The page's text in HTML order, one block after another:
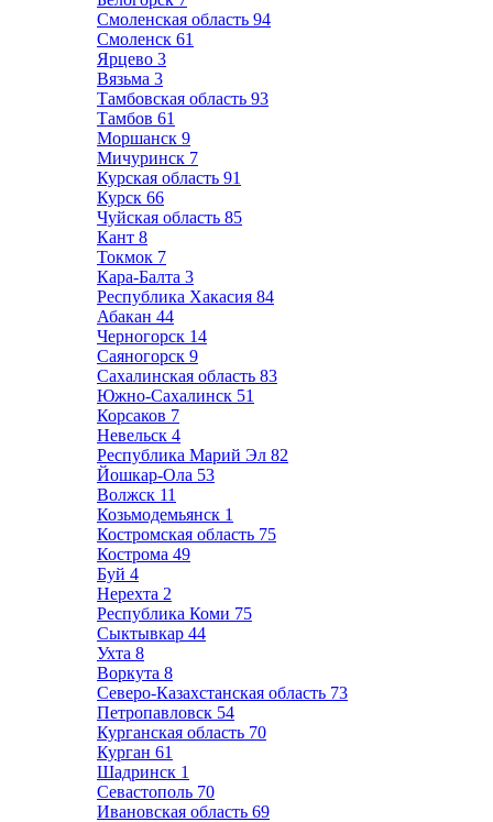
Смоленская область 94
Смоленск 61
Ярцево 3
Вязьма 3
Тамбовская область 93
Тамбов 61
Моршанск 9
Мичуринск 7
Курская область 91
Курск 66
Чуйская область 85
Кант 8
Токмок 7
Кара-Балта 3
Республика Хакасия 84
Абакан 44
Черногорск 14
Саяногорск 9
Сахалинская область 83
Южно-Сахалинск 51
Корсаков 7
Невельск 4
Республика Марий Эл 82
Йошкар-Ола 53
Волжск 11
Козьмодемьянск 1
Костромская область 75
Кострома 49
Буй 4
Нерехта 2
Республика Коми 75
Сыктывкар 44
Ухта 8
Воркута 8
Северо-Казахстанская область 73
Петропавловск 54
Курганская область 70
Курган 61
Шадринск 1
Севастополь 70
Ивановская область 69